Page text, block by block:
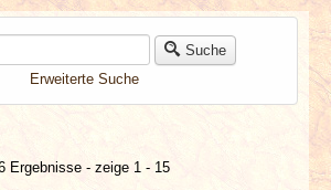
Suche
Erweiterte Suche
Ergebnisse - zeige 1 - 15